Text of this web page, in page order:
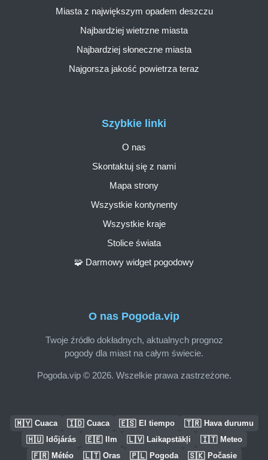
O nas Pogoda.vip
Twoje źródło dokładnych, aktualnych prognoz
pogody dla miast na całym świecie.
Pogoda.vip © 2026. Wszelkie prawa zastrzeżone.
Szybkie linki
O nas
Skontaktuj się z nami
Mapa strony
Wszystkie kontynenty
Wszystkie kraje
Stolice świata
🧩 Darmowy widget pogodowy
Miasta z największym opadem deszczu
Najbardziej wietrzne miasta
Najbardziej słoneczne miasta
Najgorsza jakość powietrza teraz
🇲🇾 Cuaca 🇮🇩 Cuaca 🇪🇸 El tiempo 🇹🇷 Hava durumu
🇭🇺 Időjárás 🇪🇪 Ilm 🇱🇻 Laikapstākļi 🇮🇹 Meteo
🇫🇷 Météo 🇱🇹 Oras 🇵🇱 Pogoda 🇸🇰 Počasie